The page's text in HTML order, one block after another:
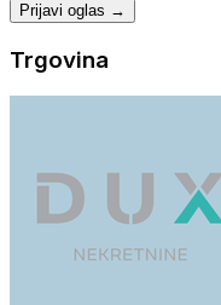
Prijavi oglas →
Trgovina